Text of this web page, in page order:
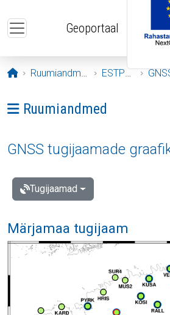
Geoportaal
Avaleht
Ruumiandmed ESTPOS
Ava menüü: Ruumiandmed
Ruumiandmed
GNSS tugijaamade
Tugijaamad
Märjamaa tugijaam